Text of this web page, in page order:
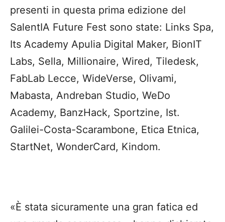
presenti in questa prima edizione del
SalentIA Future Fest sono state: Links Spa,
Its Academy Apulia Digital Maker, BionIT
Labs, Sella, Millionaire, Wired, Tiledesk,
FabLab Lecce, WideVerse, Olivami,
Mabasta, Andreban Studio, WeDo
Academy, BanzHack, Sportzine, Ist.
Galilei-Costa-Scarambone, Etica Etnica,
StartNet, WonderCard, Kindom.
«È stata sicuramente una gran fatica ed